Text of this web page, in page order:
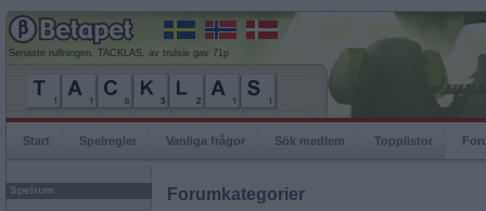
Senaste rullningen, TACKLAS, av trulsie gav 71p
Start Spelregler Vanliga frågor Sök medlem Topplistor
Spelrum Forumkategorier